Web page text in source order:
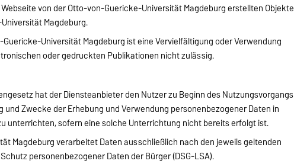
von der Otto-von-Guericke-Universität Magdeburg erstellten Objekte
Magdeburg.
Universität Magdeburg ist eine Vervielfältigung oder Verwendung
oder gedruckten Publikationen nicht zulässig.
hat der Diensteanbieter den Nutzer zu Beginn des Nutzungsvorgangs
und Zwecke der Erhebung und Verwendung personenbezogener Daten in
unterrichten, sofern eine solche Unterrichtung nicht bereits erfolgt ist.
Magdeburg verarbeitet Daten ausschließlich nach den jeweils geltenden
personenbezogener Daten der Bürger (DSG-LSA).